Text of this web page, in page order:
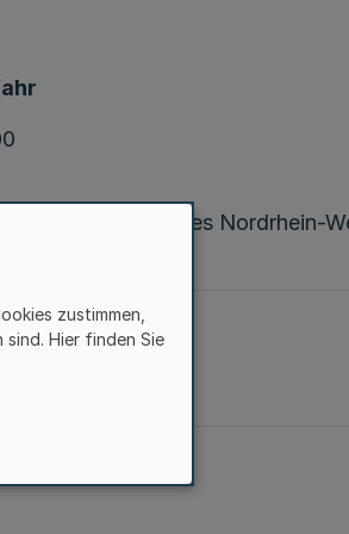
des Landes Nordrhein-
zustimmen,
Hier finden Sie